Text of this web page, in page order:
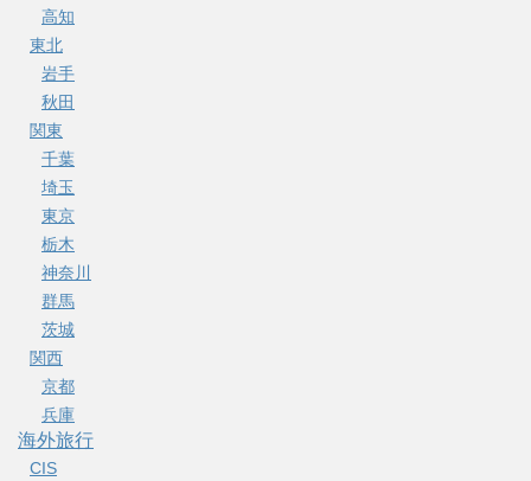
高知
東北
岩手
秋田
関東
千葉
埼玉
東京
栃木
神奈川
群馬
茨城
関西
京都
兵庫
海外旅行
CIS